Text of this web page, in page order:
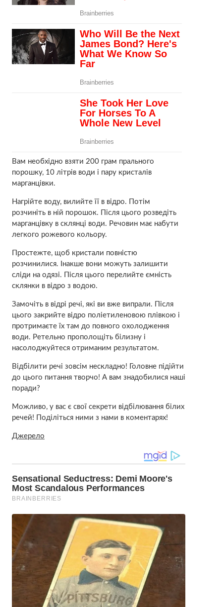
Вам необхідно взяти 200 грам прального
порошку, 10 літрів води і пару кристалів
маpганцівки.
Нагрійте воду, вилийте її в відро. Потім
розчиніть в ній порошок. Після цього розведіть
маpганцівку в склянці води. Речовин має набути
легкого рожевого кольору.
Простежте, щоб кристали повністю
розчинилися. Інакше вони можуть залишити
сліди на одязі. Після цього перелийте ємність
склянки в відро з водою.
Замочіть в відрі речі, які ви вже випрали. Після
цього закрийте відро поліетиленовою плівкою і
протримаєте їх там до повного охолодження
води. Ретельно прополощіть білизну і
насолоджуйтеся отриманим результатом.
Відбілити речі зовсім нескладно! Головне підійти
до цього питання творчо! А вам знадобилися наші
поради?
Можливо, у вас є свої секрети відбілювання білих
речей! Поділіться ними з нами в коментарях!
Джерело